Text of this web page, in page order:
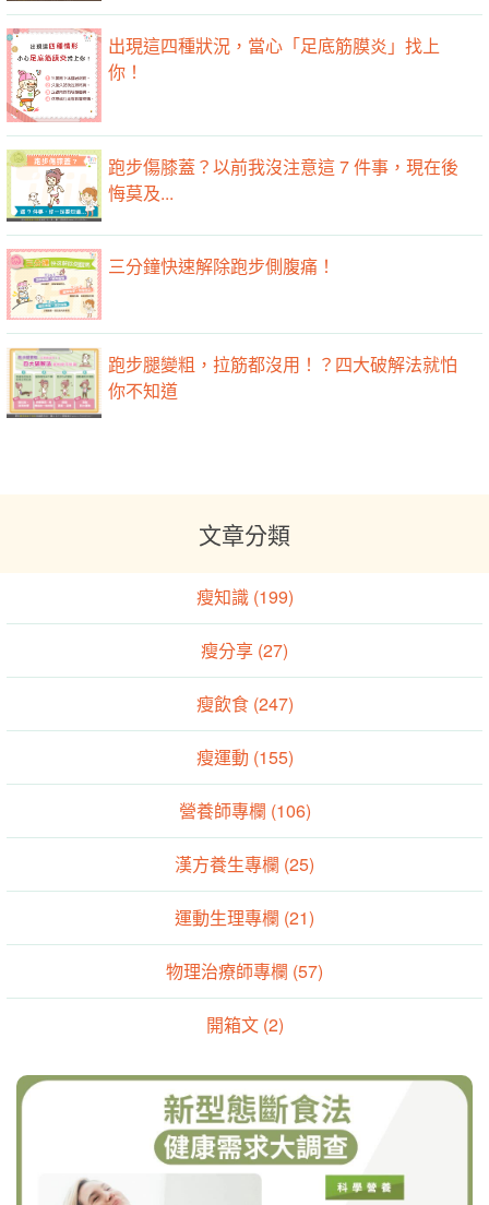
出現這四種狀況，當心「足底筋膜炎」找上
你！
跑步傷膝蓋？以前我沒注意這 7 件事，現在後
悔莫及...
三分鐘快速解除跑步側腹痛！
跑步腿變粗，拉筋都沒用！？四大破解法就怕
你不知道
文章分類
瘦知識 (199)
瘦分享 (27)
瘦飲食 (247)
瘦運動 (155)
營養師專欄 (106)
漢方養生專欄 (25)
運動生理專欄 (21)
物理治療師專欄 (57)
開箱文 (2)